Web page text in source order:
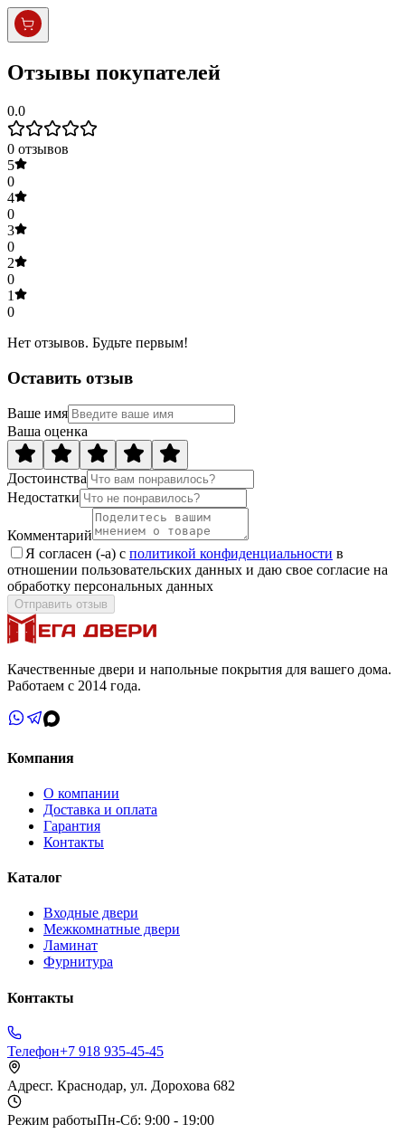
Отзывы покупателей
0.0
0 отзывов
5
0
4
0
3
0
2
0
1
0
Нет отзывов. Будьте первым!
Оставить отзыв
Ваше имя
Ваша оценка
Достоинства
Недостатки
Комментарий
Я согласен (-а) с политикой конфиденциальности в
отношении пользовательских данных и даю свое согласие на
обработку персональных данных
Отправить отзыв
Качественные двери и напольные покрытия для вашего дома.
Работаем с 2014 года.
Компания
О компании
Доставка и оплата
Гарантия
Контакты
Каталог
Входные двери
Межкомнатные двери
Ламинат
Фурнитура
Контакты
Телефон+7 918 935-45-45
Адресг. Краснодар, ул. Дорохова 682
Режим работыПн-Сб: 9:00 - 19:00